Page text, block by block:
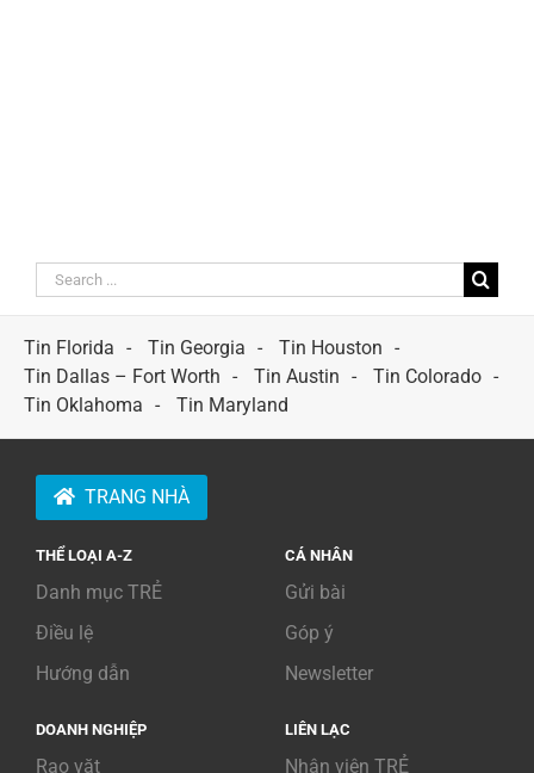
Search
for:
Tin Florida
Tin Georgia
Tin Houston
Tin Dallas – Fort Worth
Tin Austin
Tin Colorado
Tin Oklahoma
Tin Maryland
TRANG NHÀ
THỂ LOẠI A-Z
Danh mục TRẺ
Điều lệ
Hướng dẫn
CÁ NHÂN
Gửi bài
Góp ý
Newsletter
DOANH NGHIỆP
Rao vặt
LIÊN LẠC
Nhân viên TRẺ